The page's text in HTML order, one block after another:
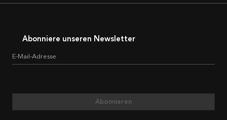
Abonniere unseren Newsletter
E-Mail-Adresse
Abonnieren